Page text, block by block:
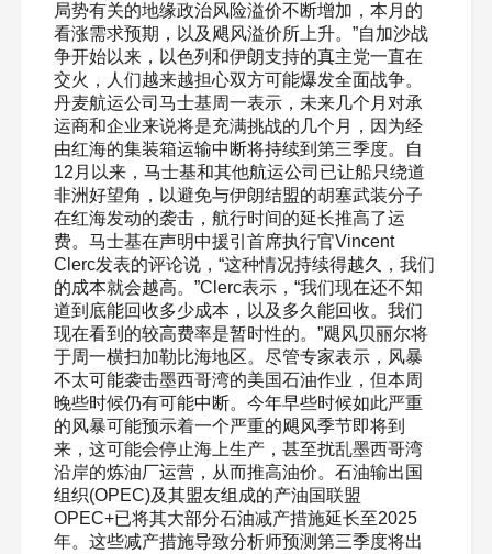
局势有关的地缘政治风险溢价不断增加，本月的
看涨需求预期，以及飓风溢价所上升。”自加沙战
争开始以来，以色列和伊朗支持的真主党一直在
交火，人们越来越担心双方可能爆发全面战争。
丹麦航运公司马士基周一表示，未来几个月对承
运商和企业来说将是充满挑战的几个月，因为经
由红海的集装箱运输中断将持续到第三季度。自
12月以来，马士基和其他航运公司已让船只绕道
非洲好望角，以避免与伊朗结盟的胡塞武装分子
在红海发动的袭击，航行时间的延长推高了运
费。马士基在声明中援引首席执行官Vincent
Clerc发表的评论说，“这种情况持续得越久，我们
的成本就会越高。”Clerc表示，“我们现在还不知
道到底能回收多少成本，以及多久能回收。我们
现在看到的较高费率是暂时性的。”飓风贝丽尔将
于周一横扫加勒比海地区。尽管专家表示，风暴
不太可能袭击墨西哥湾的美国石油作业，但本周
晚些时候仍有可能中断。今年早些时候如此严重
的风暴可能预示着一个严重的飓风季节即将到
来，这可能会停止海上生产，甚至扰乱墨西哥湾
沿岸的炼油厂运营，从而推高油价。石油输出国
组织(OPEC)及其盟友组成的产油国联盟
OPEC+已将其大部分石油减产措施延长至2025
年。这些减产措施导致分析师预测第三季度将出